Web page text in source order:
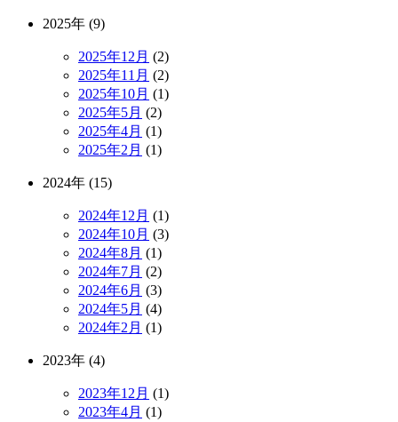
2025年 (9)
2025年12月 (2)
2025年11月 (2)
2025年10月 (1)
2025年5月 (2)
2025年4月 (1)
2025年2月 (1)
2024年 (15)
2024年12月 (1)
2024年10月 (3)
2024年8月 (1)
2024年7月 (2)
2024年6月 (3)
2024年5月 (4)
2024年2月 (1)
2023年 (4)
2023年12月 (1)
2023年4月 (1)